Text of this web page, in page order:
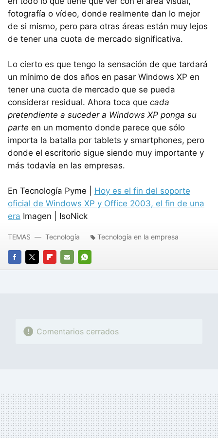
fotografía o vídeo, donde realmente dan lo mejor
de si mismo, pero para otras áreas están muy lejos
de tener una cuota de mercado significativa.
Lo cierto es que tengo la sensación de que tardará
un mínimo de dos años en pasar Windows XP en
tener una cuota de mercado que se pueda
considerar residual. Ahora toca que cada
pretendiente a suceder a Windows XP ponga su
parte en un momento donde parece que sólo
importa la batalla por tablets y smartphones, pero
donde el escritorio sigue siendo muy importante y
más todavía en las empresas.
En Tecnología Pyme | Hoy es el fin del soporte
oficial de Windows XP y Office 2003, el fin de una
era Imagen | IsoNick
FACEBOOK
TWITTERFLIPBOARD
E-
WHATSAPP
TEMAS Tecnología Tecnología en la empresa
Comentarios cerrados